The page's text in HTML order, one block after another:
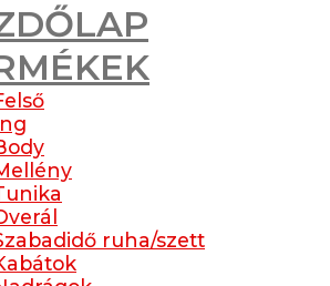
ruha/szett